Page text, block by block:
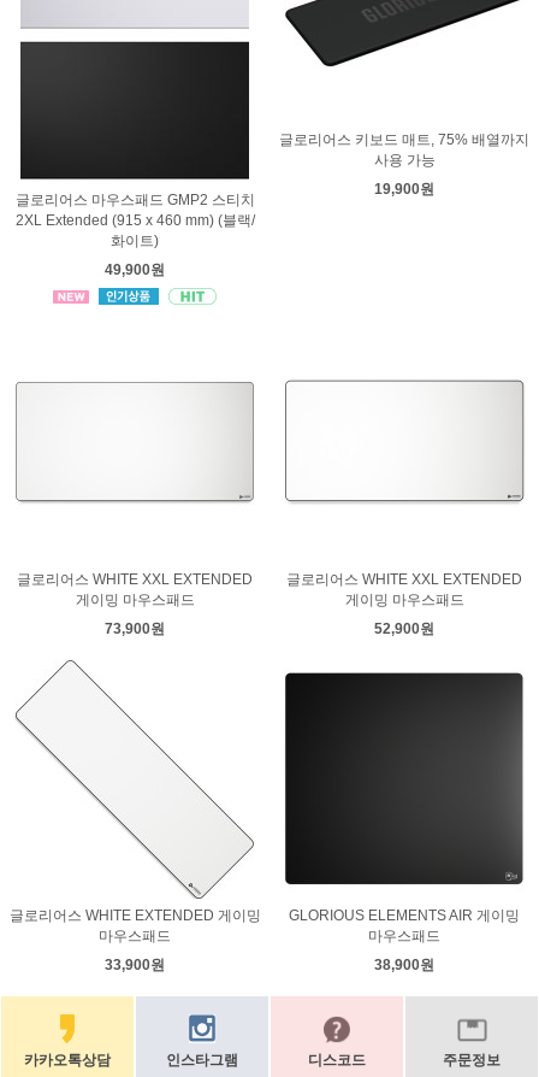
글로리어스 마우스패드 GMP2 스티치
2XL Extended (915 x 460 mm) (블랙/
화이트)
49,900원
글로리어스 키보드 매트, 75% 배열까지
사용 가능
19,900원
글로리어스 WHITE XXL EXTENDED
게이밍 마우스패드
73,900원
글로리어스 WHITE XXL EXTENDED
게이밍 마우스패드
52,900원
글로리어스 WHITE EXTENDED 게이밍
마우스패드
33,900원
GLORIOUS ELEMENTS AIR 게이밍
마우스패드
38,900원
카카오톡상담 인스타그램 디스코드 주문정보